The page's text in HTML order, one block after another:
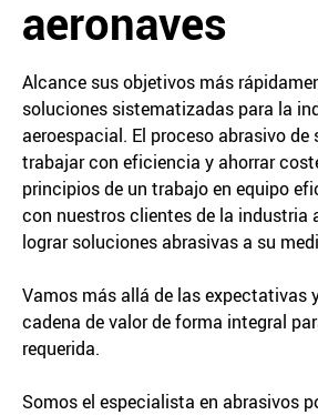
aeronaves
Alcance sus objetivos más
soluciones sistematizadas para la
aeroespacial. El proceso abrasivo de
trabajar con eficiencia y ahorrar
principios de un trabajo en equipo
con nuestros clientes de la industria
lograr soluciones abrasivas a su
Vamos más allá de las expectativas
cadena de valor de forma integral
requerida.
Somos el especialista en abrasivos